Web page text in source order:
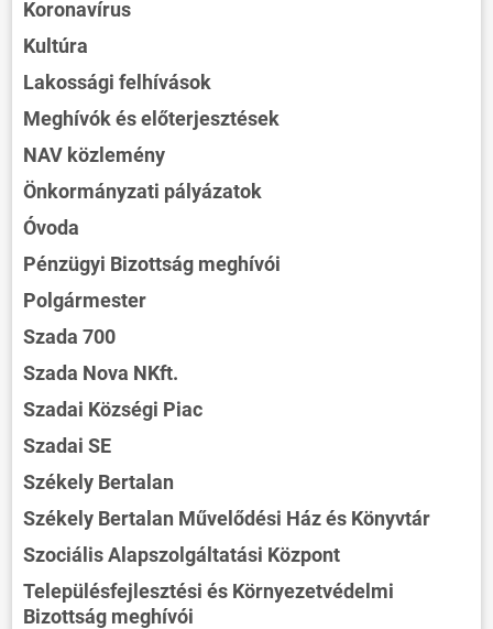
Koronavírus
Kultúra
Lakossági felhívások
Meghívók és előterjesztések
NAV közlemény
Önkormányzati pályázatok
Óvoda
Pénzügyi Bizottság meghívói
Polgármester
Szada 700
Szada Nova NKft.
Szadai Községi Piac
Szadai SE
Székely Bertalan
Székely Bertalan Művelődési Ház és Könyvtár
Szociális Alapszolgáltatási Központ
Településfejlesztési és Környezetvédelmi
Bizottság meghívói